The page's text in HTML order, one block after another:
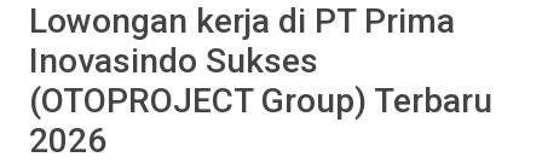
Lowongan kerja di PT Prima
Inovasindo Sukses
(OTOPROJECT Group) Terbaru
2026